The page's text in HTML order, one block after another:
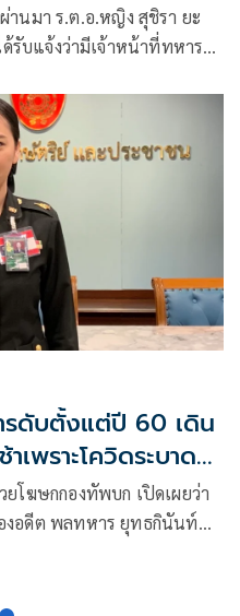
านมา ร.ต.อ.หญิง สุชิรา ยะ
รับแจ้งว่ามีเจ้าหน้าที่ทหารใช้
ดับตั้งแต่ปี 60 เดิน
เพราะโควิดระบาด
โฆษกกองทัพบก เปิดเผยว่า
งอดีต พลทหาร ยุทธกินันท์